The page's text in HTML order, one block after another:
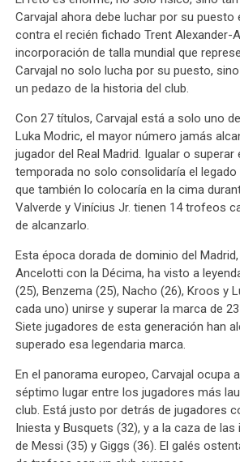
Carvajal ahora debe luchar por su puesto
contra el recién fichado Trent Alexander-
incorporación de talla mundial que
Carvajal no solo lucha por su puesto,
un pedazo de la historia del club.
Con 27 títulos, Carvajal está a solo uno
Luka Modric, el mayor número jamás
jugador del Real Madrid. Igualar o
temporada no solo consolidaría el legado
que también lo colocaría en la cima
Valverde y Vinícius Jr. tienen 14 trofeos
de alcanzarlo.
Esta época dorada de dominio del
Ancelotti con la Décima, ha visto a
(25), Benzema (25), Nacho (26), Kroos y
cada uno) unirse y superar la marca de
Siete jugadores de esta generación han
superado esa legendaria marca.
En el panorama europeo, Carvajal ocupa
séptimo lugar entre los jugadores más
club. Está justo por detrás de jugadores
Iniesta y Busquets (32), y a la caza de
de Messi (35) y Giggs (36). El galés